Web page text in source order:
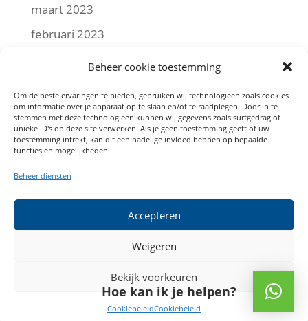
Beheer cookie toestemming
Om de beste ervaringen te bieden, gebruiken wij technologieën zoals cookies
om informatie over je apparaat op te slaan en/of te raadplegen. Door in te
stemmen met deze technologieën kunnen wij gegevens zoals surfgedrag of
unieke ID's op deze site verwerken. Als je geen toestemming geeft of uw
toestemming intrekt, kan dit een nadelige invloed hebben op bepaalde
functies en mogelijkheden.
Beheer diensten
Accepteren
Weigeren
Bekijk voorkeuren
CookiebeleidCookiebeleid
maart 2023
februari 2023
november 2022
oktober 2022
september 2022
augustus 2022
mei 2022
(c) Angelo Meijers
Hoe kan ik je helpen?